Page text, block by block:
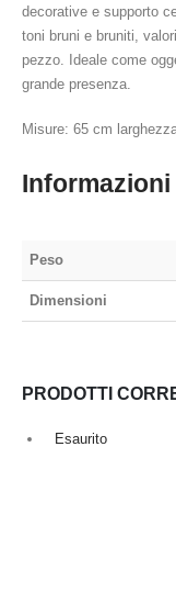
decorative e supporto
toni bruni e bruniti,
pezzo. Ideale come
grande presenza.
Misure: 65 cm
Peso
Dimensioni
PRODOTTI
Esaurito